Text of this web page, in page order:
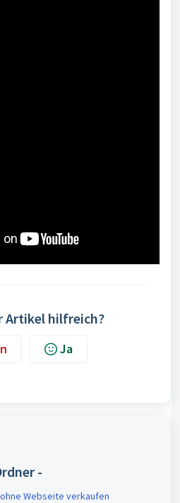
Artikel hilfreich?
Ja
-
Webseite verkaufen